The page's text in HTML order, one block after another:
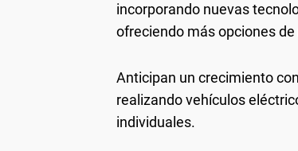
incorporando nuevas
ofreciendo más opciones
Anticipan un crecimiento
realizando vehículos
individuales.